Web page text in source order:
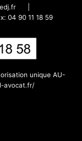
04 90 11 18 59
unique AU-
avocat.fr/